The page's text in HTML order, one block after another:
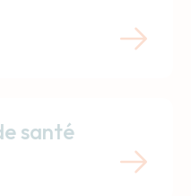
santé